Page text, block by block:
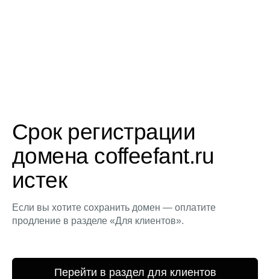
Срок регистрации
домена coffeefant.ru
истек
Если вы хотите сохранить домен — оплатите
продление в разделе «Для клиентов».
Перейти в раздел для клиентов